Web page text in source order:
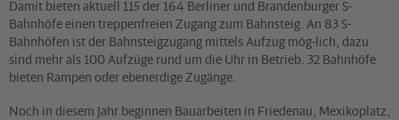
Damit bieten aktuell 115 der 164 Berliner und Brandenburger S-
Bahnhöfe einen treppenfreien Zugang zum Bahnsteig. An 83 S-
Bahnhöfen ist der Bahnsteigzugang mittels Aufzug mög-lich, dazu
sind mehr als 100 Aufzüge rund um die Uhr in Betrieb. 32 Bahnhöfe
bieten Rampen oder ebenerdige Zugänge.
Noch in diesem Jahr beginnen Bauarbeiten in Friedenau, Mexikoplatz,